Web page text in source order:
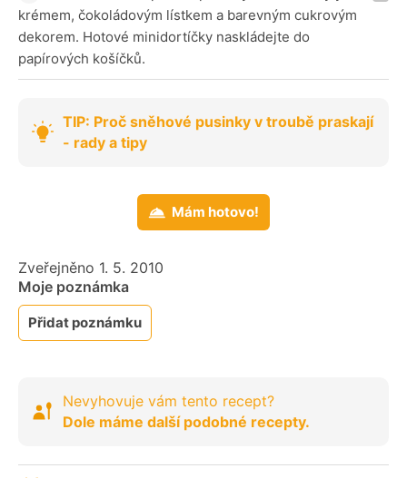
krémem, čokoládovým lístkem a barevným cukrovým
dekorem. Hotové minidortíčky naskládejte do
papírových košíčků.
TIP: Proč sněhové pusinky v troubě praskají
- rady a tipy
Mám hotovo!
Zveřejněno 1. 5. 2010
Moje poznámka
Přidat poznámku
Nevyhovuje vám tento recept?
Dole máme další podobné recepty.